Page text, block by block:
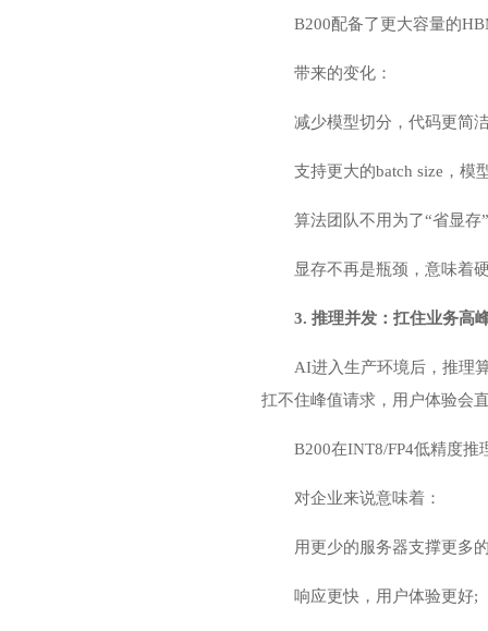
B200配备了更大容量的
带来的变化：
减少模型切分，代码更简
支持更大的batch size，模
算法团队不用为了“省显存
显存不再是瓶颈，意味着
3. 推理并发：扛住业务高
AI进入生产环境后，推理
扛不住峰值请求，用户体验会
B200在INT8/FP4低精度
对企业来说意味着：
用更少的服务器支撑更多
响应更快，用户体验更好;